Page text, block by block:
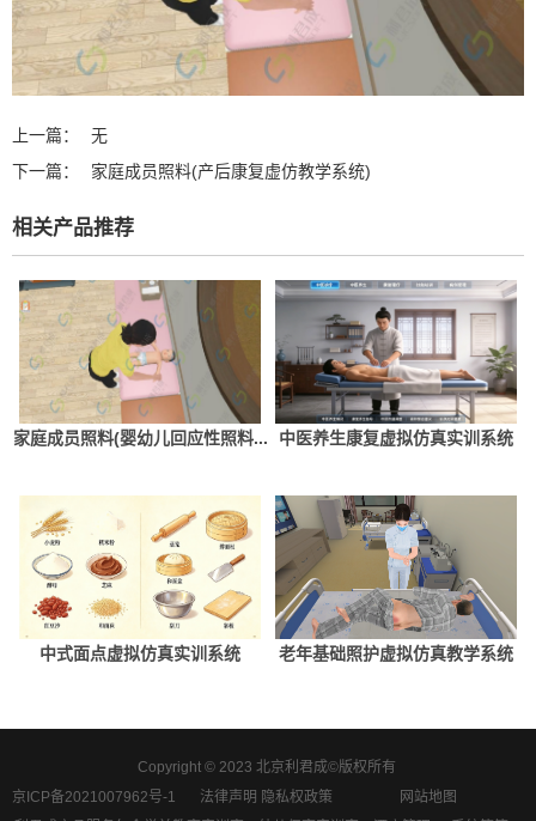
上一篇：
无
下一篇：
家庭成员照料(产后康复虚仿教学系统)
相关产品推荐
家庭成员照料(婴幼儿回应性照料... 中医养生康复虚拟仿真实训系统
中式面点虚拟仿真实训系统 老年基础照护虚拟仿真教学系统
Copyright © 2023 北京利君成©版权所有
京ICP备2021007962号-1
法律声明 隐私权政策
网站地图